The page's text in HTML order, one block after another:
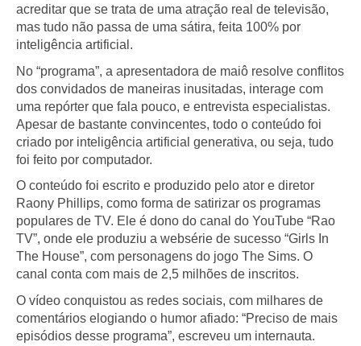
acreditar que se trata de uma atração real de televisão,
mas tudo não passa de uma sátira, feita 100% por
inteligência artificial.
No “programa”, a apresentadora de maiô resolve conflitos
dos convidados de maneiras inusitadas, interage com
uma repórter que fala pouco, e entrevista especialistas.
Apesar de bastante convincentes, todo o conteúdo foi
criado por inteligência artificial generativa, ou seja, tudo
foi feito por computador.
O conteúdo foi escrito e produzido pelo ator e diretor
Raony Phillips, como forma de satirizar os programas
populares de TV. Ele é dono do canal do YouTube “Rao
TV”, onde ele produziu a websérie de sucesso “Girls In
The House”, com personagens do jogo The Sims. O
canal conta com mais de 2,5 milhões de inscritos.
O vídeo conquistou as redes sociais, com milhares de
comentários elogiando o humor afiado: “Preciso de mais
episódios desse programa”, escreveu um internauta.